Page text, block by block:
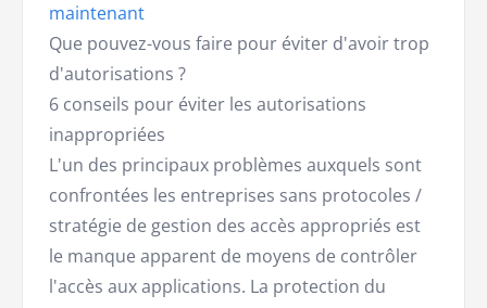
maintenant
Que pouvez-vous faire pour éviter d'avoir trop
d'autorisations ?
6 conseils pour éviter les autorisations
inappropriées
L'un des principaux problèmes auxquels sont
confrontées les entreprises sans protocoles /
stratégie de gestion des accès appropriés est
le manque apparent de moyens de contrôler
l'accès aux applications. La protection du